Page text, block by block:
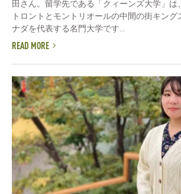
田さん。留学先である「クィーンズ大学」は
トロントとモントリオールの中間の街キング
ナダを代表する名門大学です...
READ MORE